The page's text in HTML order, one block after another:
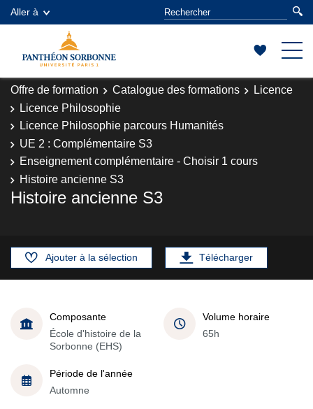
Aller à
Offre de formation Catalogue des formations
Licence
Licence Philosophie
Licence Philosophie parcours Humanités
UE 2 : Complémentaire S3
Enseignement complémentaire - Choisir 1 cours
Histoire ancienne S3
Histoire ancienne S3
Ajouter à la sélection Télécharger
Composante
École d'histoire de la
Sorbonne (EHS)
Volume horaire
65h
Période de l'année
Automne